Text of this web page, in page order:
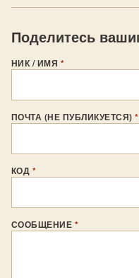
Поделитесь
НИК / ИМЯ *
ПОЧТА (НЕ ПУБЛИКУЕТСЯ)*
КОД *
СООБЩЕНИЕ *